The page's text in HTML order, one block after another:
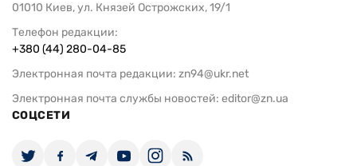
01010 Киев, ул. Князей Острожских, 19/1
Телефон редакции:
+380 (44) 280-04-85
Электронная почта редакции: zn94@ukr.net
Электронная почта службы новостей: editor@zn.ua
СОЦСЕТИ